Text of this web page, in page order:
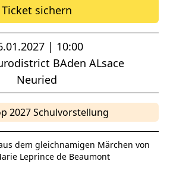
Ticket sichern
| 10:00
BAden ALsace
Neuried
2027 Schulvorstellung
dem gleichnamigen Märchen von
Leprince de Beaumont